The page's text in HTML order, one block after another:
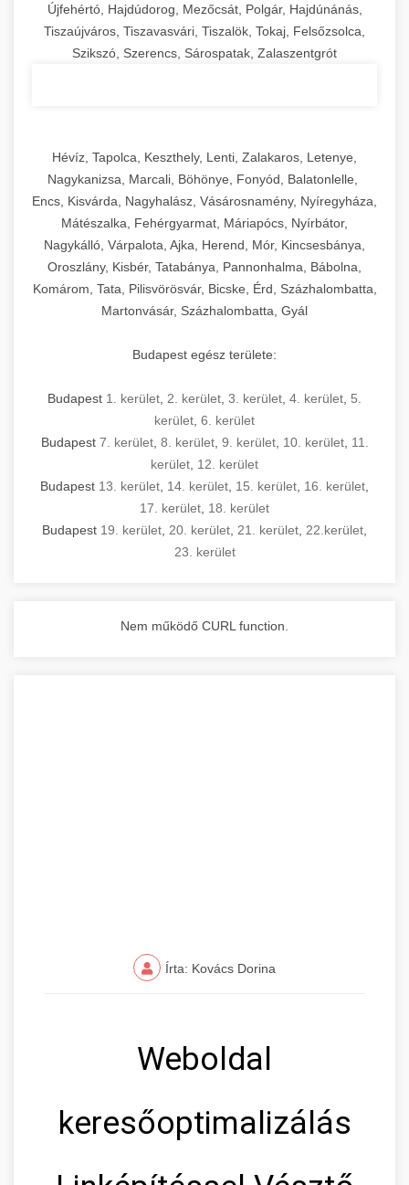
Újfehértó, Hajdúdorog, Mezőcsát, Polgár, Hajdúnánás,
Tiszaújváros, Tiszavasvári, Tiszalök, Tokaj, Felsőzsolca,
Szikszó, Szerencs, Sárospatak, Zalaszentgrót
Hévíz, Tapolca, Keszthely, Lenti, Zalakaros, Letenye,
Nagykanizsa, Marcali, Böhönye, Fonyód, Balatonlelle,
Encs, Kisvárda, Nagyhalász, Vásárosnamény, Nyíregyháza,
Mátészalka, Fehérgyarmat, Máriapócs, Nyírbátor,
Nagykálló, Várpalota, Ajka, Herend, Mór, Kincsesbánya,
Oroszlány, Kisbér, Tatabánya, Pannonhalma, Bábolna,
Komárom, Tata, Pilisvörösvár, Bicske, Érd, Százhalombatta,
Martonvásár, Százhalombatta, Gyál
Budapest egész területe:
Budapest 1. kerület 2. kerület 3. kerület 4. kerület 5.
kerület 6. kerület
Budapest 7. kerület, 8. kerület, 9. kerület, 10. kerület, 11.
kerület 12. kerület
Budapest 13. kerület 14. kerület 15. kerület 16. kerület
17. kerület 18. kerület
Budapest 19. kerület 20. kerület 21. kerület 22.kerület
23. kerület
Nem működő CURL function.
Írta: Kovács Dorina
Weboldal
keresőoptimalizálás